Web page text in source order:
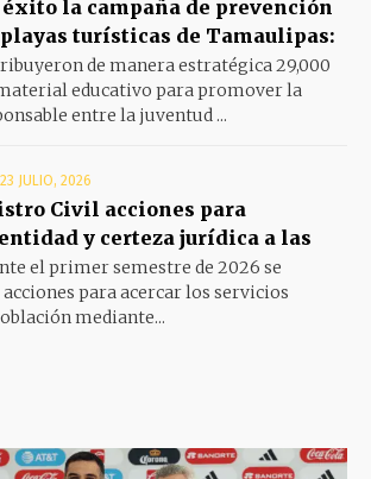
éxito la campaña de prevención
playas turísticas de Tamaulipas:
de manera estratégica 29,000
educativo para promover la
entre la juventud ...
23 JULIO, 2026
Civil acciones para
y certeza jurídica a las
el primer semestre de 2026 se
para acercar los servicios
mediante...